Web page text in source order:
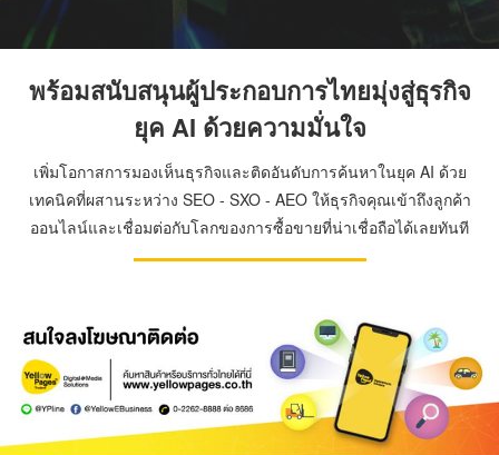
พร้อมสนับสนุนผู้ประกอบการไทยมุ่งสู่ธุรกิจ
ยุค AI ด้วยความมั่นใจ
เพิ่มโอกาสการมองเห็นธุรกิจและติดอันดับการค้นหาในยุค AI ด้วย
เทคนิคที่ผสานระหว่าง SEO - SXO - AEO ให้ธุรกิจคุณเข้าถึงลูกค้า
ออนไลน์และเชื่อมต่อกับโลกของการซื้อขายที่น่าเชื่อถือได้เลยทันที